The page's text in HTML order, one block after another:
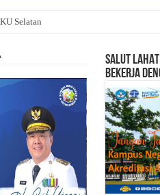
Selatan
SALUT
BEKERJA